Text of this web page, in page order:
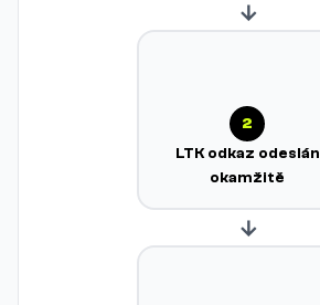
→
2
LTK odkaz odeslán
okamžitě
→